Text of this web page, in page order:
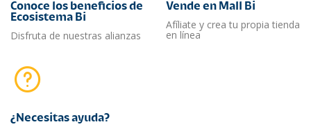
Conoce los beneficios de
Ecosistema Bi
Disfruta de nuestras alianzas
Vende en Mall Bi
Afíliate y crea tu propia tienda
en línea
¿Necesitas ayuda?​